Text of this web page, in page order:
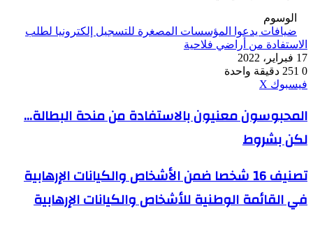
الوسوم
ضيافات يدعوا المؤسسات المصغرة للتسجيل إلكترونيا لطلب
الاستفادة من أراضي فلاحية
17 فبراير، 2022
0
دقيقة واحدة
فيسبوك ‫X
المحبوسون
معنيون
بالاستفادة
البطالة...
بشروط
المحبوسون معنيون بالاستفادة من منحة البطالة...
لكن بشروط
تصنيف
16
شخصا
ضمن
تصنيف 16 شخصا ضمن الأشخاص والكيانات الإرهابية
في القائمة الوطنية للأشخاص والكيانات الإرهابية